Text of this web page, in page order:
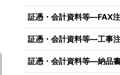
証憑・会計資料等―FAX
証憑・会計資料等―工事
証憑・会計資料等―納品